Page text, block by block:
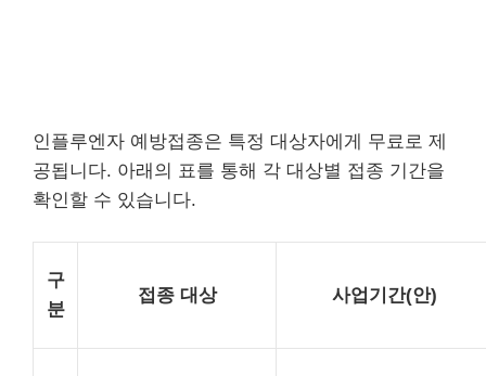
인플루엔자 예방접종은 특정 대상자에게 무료로 제
공됩니다. 아래의 표를 통해 각 대상별 접종 기간을
확인할 수 있습니다.
구
분
접종 대상 사업기간(안)